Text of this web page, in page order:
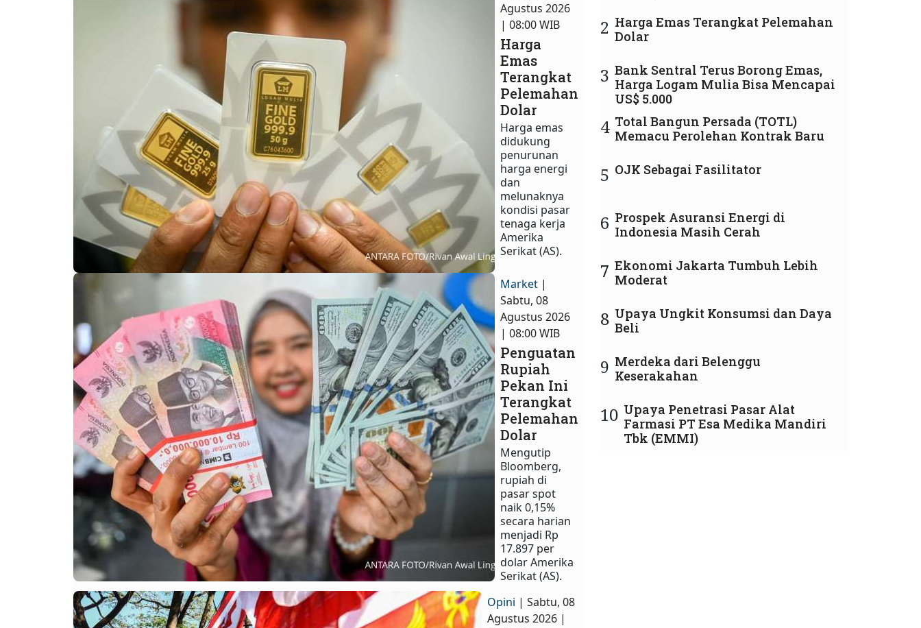
Agustus 2026
| 08:00 WIB
Harga
Emas
Terangkat
Pelemahan
Dolar
Harga emas
didukung
penurunan
harga energi
dan
melunaknya
kondisi pasar
tenaga kerja
Amerika
Serikat (AS).
Market |
Sabtu, 08
Agustus 2026
| 08:00 WIB
Penguatan
Rupiah
Pekan Ini
Terangkat
Pelemahan
Dolar
Mengutip
Bloomberg,
rupiah di
pasar spot
naik 0,15%
secara harian
menjadi Rp
17.897 per
dolar Amerika
Serikat (AS).
Opini | Sabtu, 08
Agustus 2026 |
2 Harga Emas Terangkat Pelemahan
Dolar
3 Bank Sentral Terus Borong Emas,
Harga Logam Mulia Bisa Mencapai
US$ 5.000
4 Total Bangun Persada (TOTL)
Memacu Perolehan Kontrak Baru
5 OJK Sebagai Fasilitator
6 Prospek Asuransi Energi di
Indonesia Masih Cerah
7 Ekonomi Jakarta Tumbuh Lebih
Moderat
8 Upaya Ungkit Konsumsi dan Daya
Beli
9 Merdeka dari Belenggu
Keserakahan
10 Upaya Penetrasi Pasar Alat
Farmasi PT Esa Medika Mandiri
Tbk (EMMI)